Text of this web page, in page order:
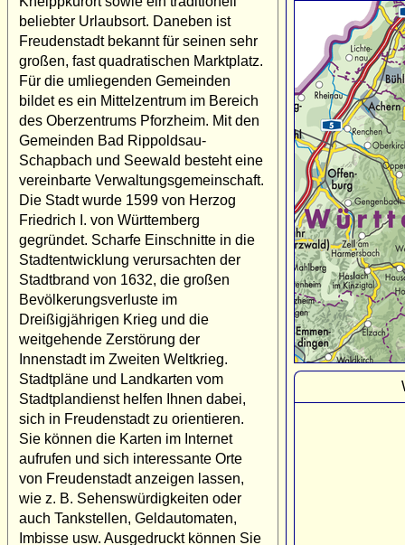
beliebter Urlaubsort. Daneben ist
Freudenstadt bekannt für seinen sehr
großen, fast quadratischen Marktplatz.
Für die umliegenden Gemeinden
bildet es ein Mittelzentrum im Bereich
des Oberzentrums Pforzheim. Mit den
Gemeinden Bad Rippoldsau-
Schapbach und Seewald besteht eine
vereinbarte Verwaltungsgemeinschaft.
Die Stadt wurde 1599 von Herzog
Friedrich I. von Württemberg
gegründet. Scharfe Einschnitte in die
Stadtentwicklung verursachten der
Stadtbrand von 1632, die großen
Bevölkerungsverluste im
Dreißigjährigen Krieg und die
weitgehende Zerstörung der
Innenstadt im Zweiten Weltkrieg.
Stadtpläne und Landkarten vom
Stadtplandienst helfen Ihnen dabei,
sich in Freudenstadt zu orientieren.
Sie können die Karten im Internet
aufrufen und sich interessante Orte
von Freudenstadt anzeigen lassen,
wie z. B. Sehenswürdigkeiten oder
auch Tankstellen, Geldautomaten,
Imbisse usw. Ausgedruckt können Sie